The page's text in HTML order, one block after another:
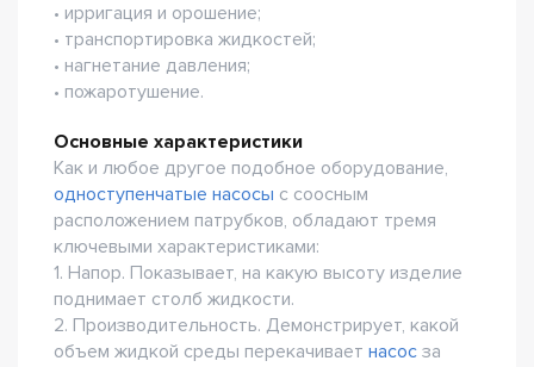
• ирригация и орошение;
• транспортировка жидкостей;
• нагнетание давления;
• пожаротушение.
Основные характеристики
Как и любое другое подобное оборудование,
одноступенчатые насосы с соосным
расположением патрубков, обладают тремя
ключевыми характеристиками:
1. Напор. Показывает, на какую высоту изделие
поднимает столб жидкости.
2. Производительность. Демонстрирует, какой
объем жидкой среды перекачивает насос за